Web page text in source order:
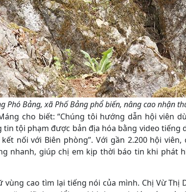
Phó Bảng, xã Phố Bảng phổ biến, nâng cao nhận
cho biết: “Chúng tôi hướng dẫn hội viên
tội phạm được bản địa hóa bằng video tiếng
nối với Biên phòng”. Với gần 2.200 hội viên,
nhanh, giúp chị em kịp thời báo tin khi phát
cao tìm lại tiếng nói của mình. Chị Vừ Thị